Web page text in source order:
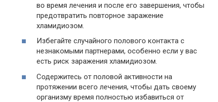
во время лечения и после его завершения, чтобы
предотвратить повторное заражение
хламидиозом.
Избегайте случайного полового контакта с
незнакомыми партнерами, особенно если у вас
есть риск заражения хламидиозом.
Содержитесь от половой активности на
протяжении всего лечения, чтобы дать своему
организму время полностью избавиться от